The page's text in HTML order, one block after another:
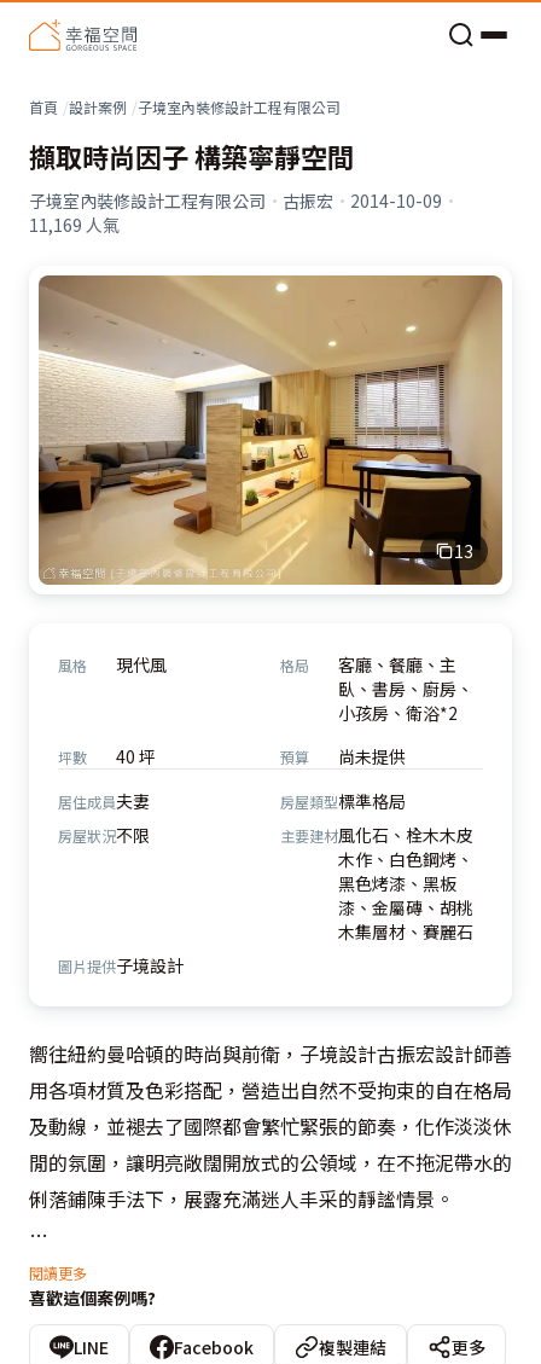
首頁 設計案例 子境室內裝修設計工程有限公司
擷取時尚因子 構築寧靜空間
子境室內裝修設計工程有限公司 · 古振宏 · 2014-10-09 ·
11,169 人氣
13
風格 現代風 格局
客廳、餐廳、主
臥、書房、廚房、
小孩房、衛浴*2
坪數 40 坪 預算 尚未提供
居住成員夫妻 房屋類型標準格局
房屋狀況不限 主要建材風化石、栓木木皮
木作、白色鋼烤、
黑色烤漆、黑板
漆、金屬磚、胡桃
木集層材、賽麗石
圖片提供子境設計
嚮往紐約曼哈頓的時尚與前衛，子境設計古振宏設計師善
用各項材質及色彩搭配，營造出自然不受拘束的自在格局
及動線，並褪去了國際都會繁忙緊張的節奏，化作淡淡休
閒的氛圍，讓明亮敞闊開放式的公領域，在不拖泥帶水的
俐落鋪陳手法下，展露充滿迷人丰采的靜謐情景。
  客廳沙發背牆子境設計古振宏設計師挑選白色風化石，
讓粗獷原始的質感為整體紐約現代風格定下完美註解；貴
州木紋的中高櫃，厚實沈穩的櫃體巧妙分界客廳及書房場
閱讀更多
喜歡這個案例嗎?
LINE Facebook 複製連結
更多